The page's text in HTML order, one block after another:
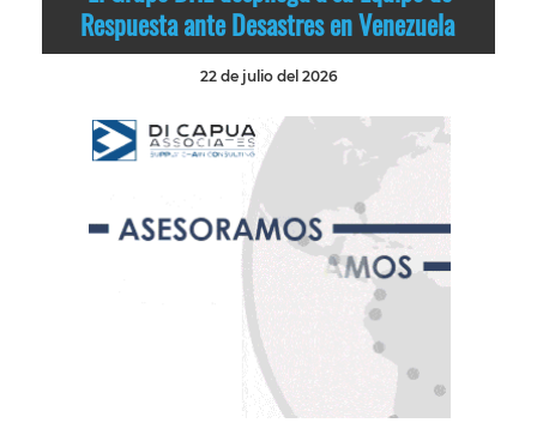
Respuesta ante Desastres en Venezuela
22 de julio del 2026